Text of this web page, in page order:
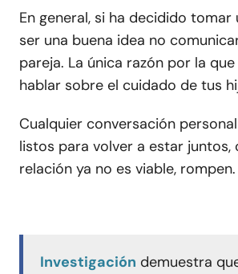
En general, si ha decidido
ser una buena idea no
pareja. La única razón por la
hablar sobre el cuidado de tus
Cualquier conversación
listos para volver a estar juntos,
relación ya no es viable, rompen.
Investigación demuestra